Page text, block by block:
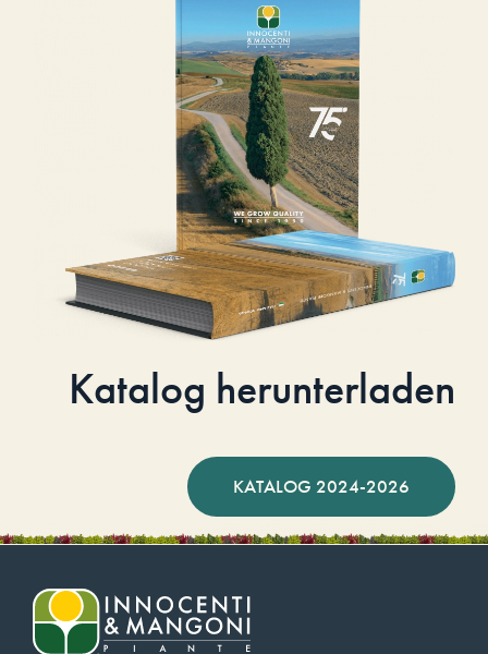
Katalog herunterladen
KATALOG 2024-2026